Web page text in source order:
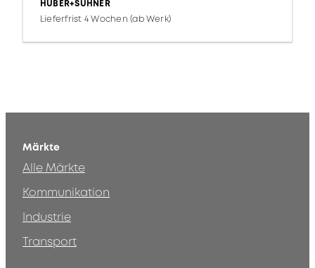
HUBER+SUHNER
Lieferfrist 4 Wochen (ab Werk)
Märkte
Alle Märkte
Kommunikation
Industrie
Transport